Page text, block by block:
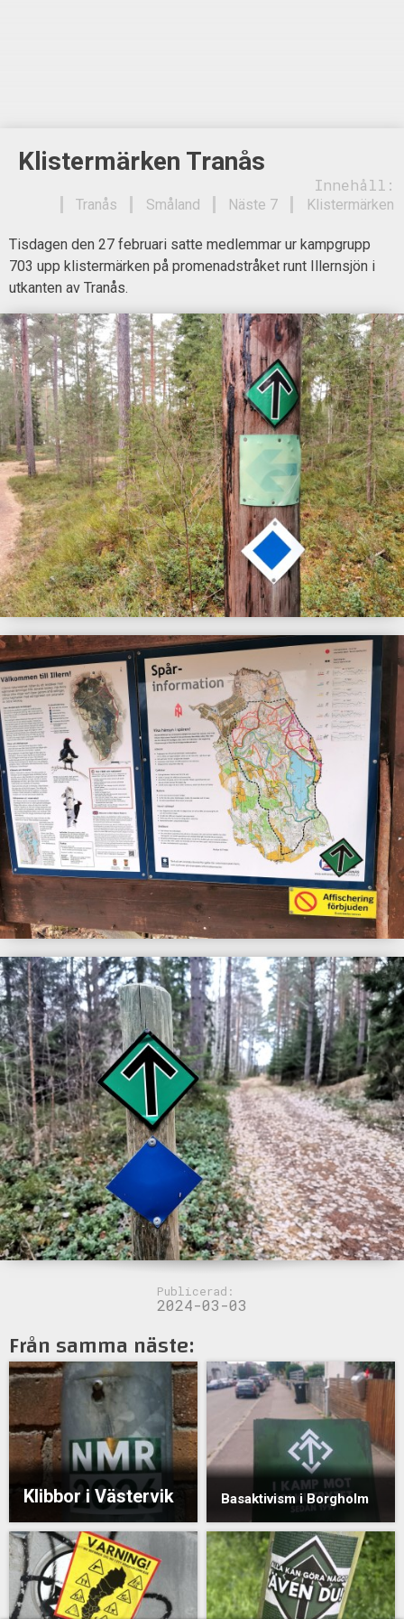
Klistermärken Tranås
Innehåll:
Klistermärken
Näste 7
Småland
Tranås
Tisdagen den 27 februari satte medlemmar ur kampgrupp
703 upp klistermärken på promenadstråket runt Illernsjön i
utkanten av Tranås.
Publicerad:
2024-03-03
Från samma näste:
Klibbor i Västervik Basaktivism i Borgholm